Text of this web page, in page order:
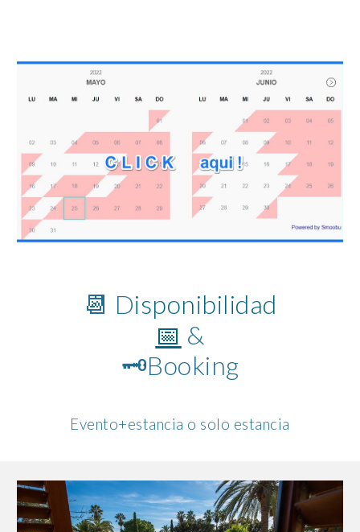
📆 Disponibilidad
📅 &
🗝️Booking
Evento+estancia o solo estancia